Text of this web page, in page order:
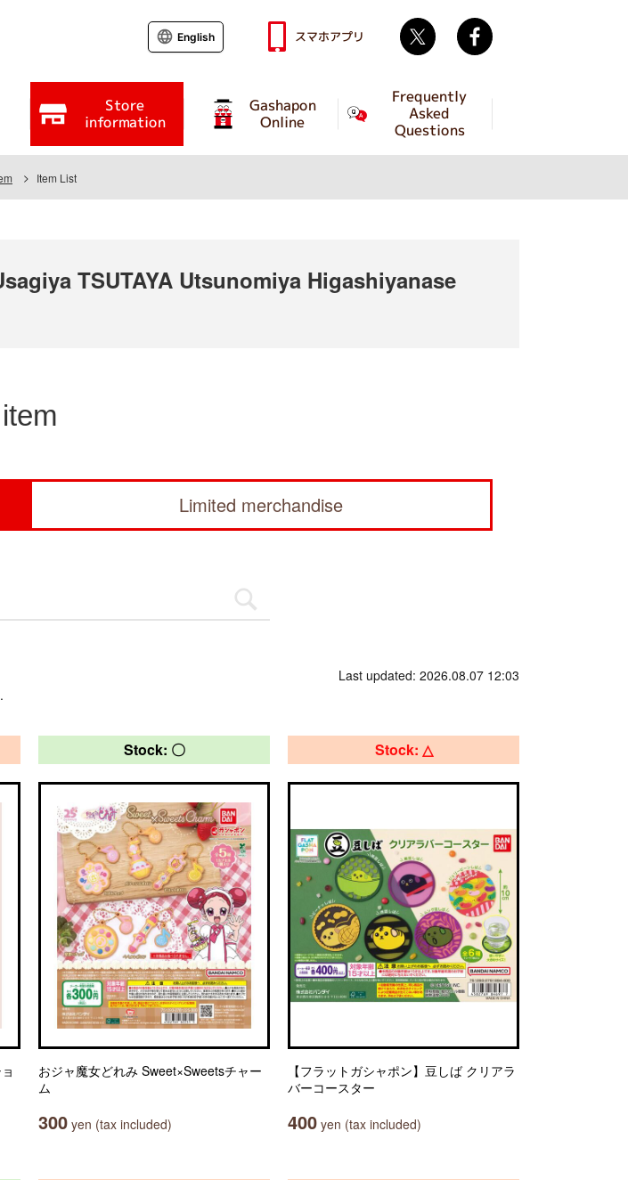
Store
information
Gashapon
Online
Frequently
Asked
Questions
English スマホアプリ Twitter
Item List
TSUTAYA Utsunomiya Higashiyanase
item
Limited merchandise
Last updated: 2026.08.07 12:03
Stock: 〇
おジャ魔女どれみ Sweet×Sweetsチャー
ム
300 yen (tax included)
Stock: △
【フラットガシャポン】豆しば クリアラ
バーコースター
400 yen (tax included)